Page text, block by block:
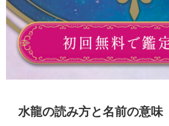
水龍の読み方と名前の意味